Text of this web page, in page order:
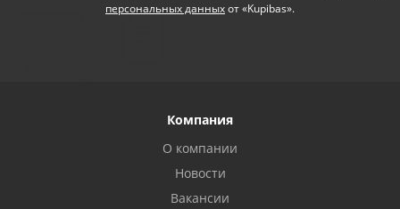
персональных данныхот «Kupibas».
Компания
О компании
Новости
Вакансии